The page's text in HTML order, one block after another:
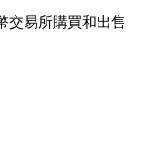
交易所購買和出售